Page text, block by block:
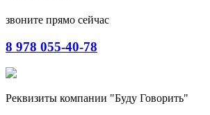
звоните прямо сейчас
8 978 055-40-78
Реквизиты компании "Буду Говорить"